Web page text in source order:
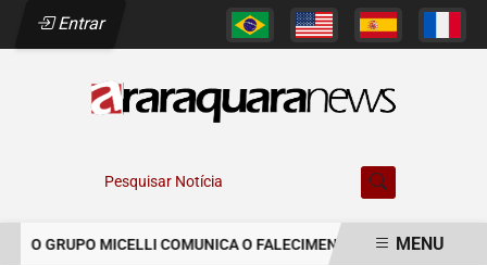
Entrar
Pesquisar Notícia
O GRUPO MICELLI COMUNICA O FALECIMENTO DO SR. MARCELO
MENU